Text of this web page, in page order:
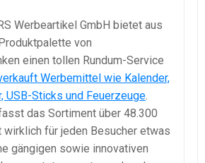
Werbeartikel GmbH bietet aus
von
einen tollen Rundum-Service
Werbemittel wie Kalender,
USB-Sticks und Feuerzeuge.
das Sortiment über 48.300
für jeden Besucher etwas
gängigen sowie innovativen